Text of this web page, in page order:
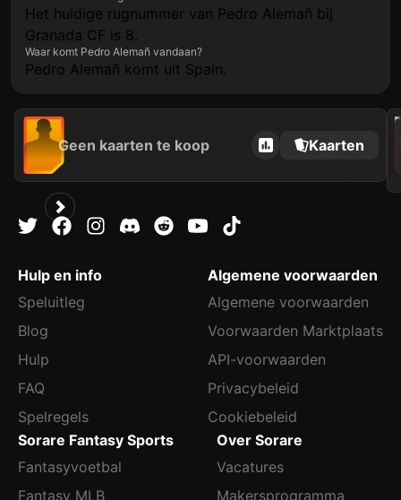
Het huidige rugnummer van Pedro Alemañ bij
Granada CF is 8.
Waar komt Pedro Alemañ vandaan?
Pedro Alemañ komt uit Spain.
Geen kaarten te koop Kaarten
2022
Hulp en info
Speluitleg
Blog
Hulp
FAQ
Spelregels
Algemene voorwaarden
Algemene voorwaarden
Voorwaarden Marktplaats
API-voorwaarden
Privacybeleid
Cookiebeleid
Sorare Fantasy Sports
Fantasyvoetbal
Fantasy MLB
Over Sorare
Vacatures
Makersprogramma